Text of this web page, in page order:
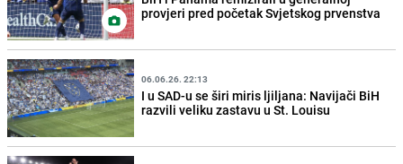
provjeri pred početak Svjetskog prvenstva
06.06.26. 22:13
I u SAD-u se širi miris ljiljana: Navijači BiH
razvili veliku zastavu u St. Louisu